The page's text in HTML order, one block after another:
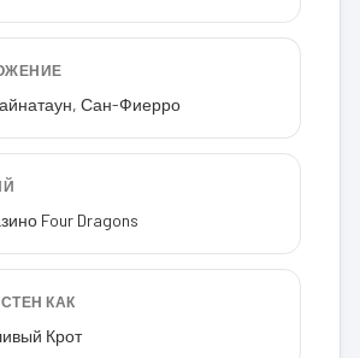
Сан-Фиерро
Four Dragons
КАК
Крот